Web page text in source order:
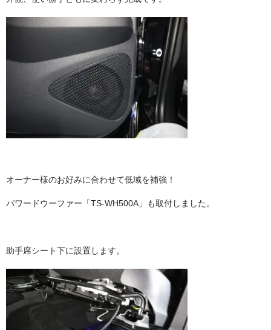
オーナー様のお好みに合わせて低域を補強！
パワードウーファー「TS-WH500A」も取付しました。
助手席シート下に設置します。